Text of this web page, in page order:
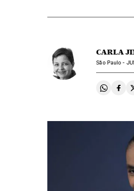
CARLA
São Paulo -